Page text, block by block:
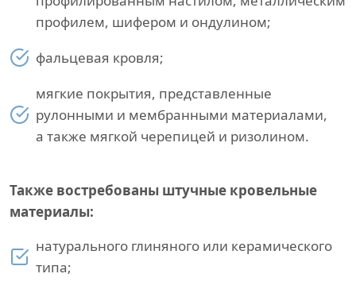
профилем, шифером и ондулином;
фальцевая кровля;
мягкие покрытия, представленные
рулонными и мембранными материалами,
а также мягкой черепицей и ризолином.
Также востребованы штучные кровельные
материалы:
натурального глиняного или керамического
типа;